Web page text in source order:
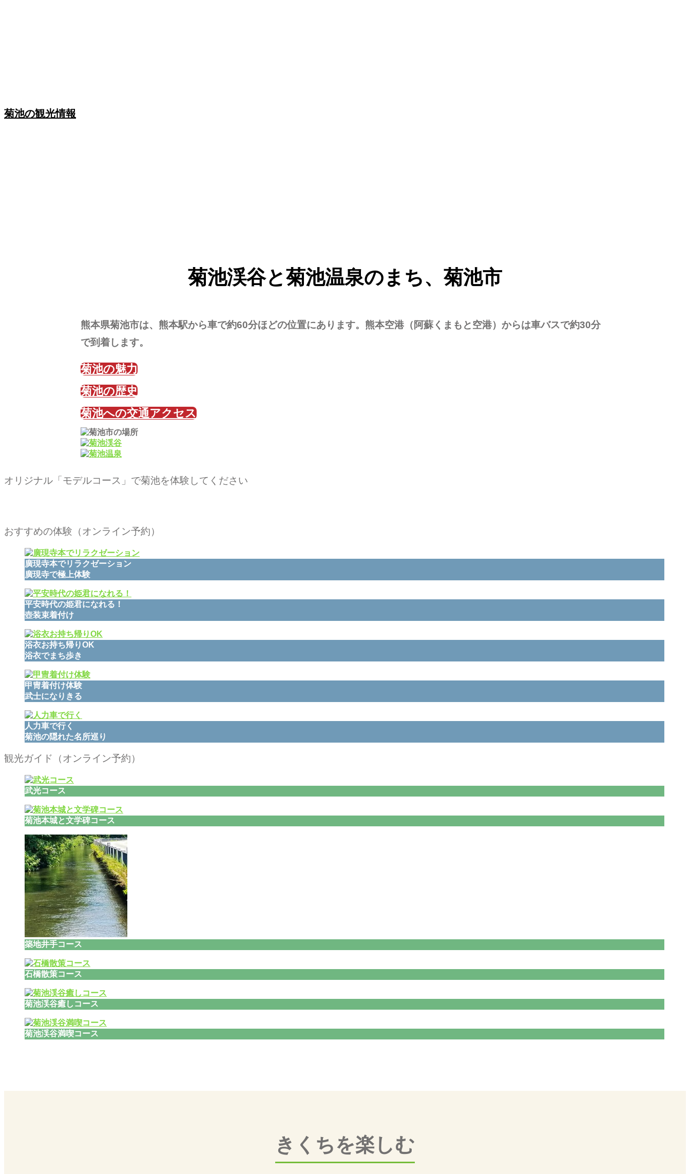
菊池の観光情報
菊池渓谷と菊池温泉のまち、菊池市
熊本県菊池市は、熊本駅から車で約60分ほどの位置にあります。熊本空港（阿蘇くまもと空港）からは車バスで約30分
で到着します。
菊池の魅力
菊池の歴史
菊池への交通アクセス
オリジナル「モデルコース」で菊池を体験してください
おすすめの体験（オンライン予約）
廣現寺本でリラクゼーション
廣現寺で極上体験
平安時代の姫君になれる！
壺装束着付け
浴衣お持ち帰りOK
浴衣でまち歩き
甲冑着付け体験
武士になりきる
人力車で行く
菊池の隠れた名所巡り
観光ガイド（オンライン予約）
武光コース
菊池本城と文学碑コース
築地井手コース
石橋散策コース
菊池渓谷癒しコース
菊池渓谷満喫コース
きくちを楽しむ